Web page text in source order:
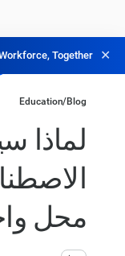
Together. ✕
Blog
/
Education
لماذا
محل